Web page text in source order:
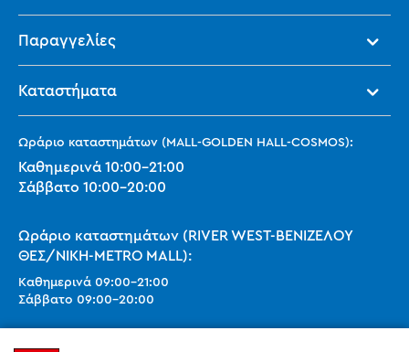
Παραγγελίες
Καταστήματα
Ωράριο καταστημάτων (MALL-GOLDEN HALL-COSMOS):
Καθημερινά 10:00-21:00
Σάββατο 10:00-20:00
Ωράριο καταστημάτων (RIVER WEST-ΒΕΝΙΖΕΛΟΥ
ΘΕΣ/ΝΙΚΗ-METRO MALL):
Καθημερινά 09:00-21:00
Σάββατο 09:00-20:00
Ωράριο καταστημάτων (SMART PARK):